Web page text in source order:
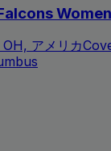
アメリカ